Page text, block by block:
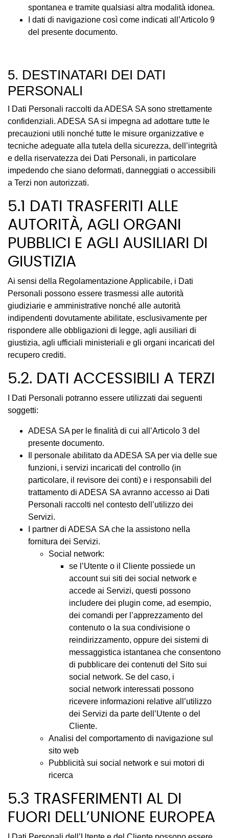
spontanea e tramite qualsiasi altra modalità idonea.
I dati di navigazione così come indicati all’Articolo 9
del presente documento.
5. DESTINATARI DEI DATI
PERSONALI
I Dati Personali raccolti da ADESA SA sono strettamente
confidenziali. ADESA SA si impegna ad adottare tutte le
precauzioni utili nonché tutte le misure organizzative e
tecniche adeguate alla tutela della sicurezza, dell’integrità
e della riservatezza dei Dati Personali, in particolare
impedendo che siano deformati, danneggiati o accessibili
a Terzi non autorizzati.
5.1 DATI TRASFERITI ALLE
AUTORITÀ, AGLI ORGANI
PUBBLICI E AGLI AUSILIARI DI
GIUSTIZIA
Ai sensi della Regolamentazione Applicabile, i Dati
Personali possono essere trasmessi alle autorità
giudiziarie e amministrative nonché alle autorità
indipendenti dovutamente abilitate, esclusivamente per
rispondere alle obbligazioni di legge, agli ausiliari di
giustizia, agli ufficiali ministeriali e gli organi incaricati del
recupero crediti.
5.2. DATI ACCESSIBILI A TERZI
I Dati Personali potranno essere utilizzati dai seguenti
soggetti:
ADESA SA per le finalità di cui all’Articolo 3 del
presente documento.
Il personale abilitato da ADESA SA per via delle sue
funzioni, i servizi incaricati del controllo (in
particolare, il revisore dei conti) e i responsabili del
trattamento di ADESA SA avranno accesso ai Dati
Personali raccolti nel contesto dell’utilizzo dei
Servizi.
I partner di ADESA SA che la assistono nella
fornitura dei Servizi.
Social network:
se l’Utente o il Cliente possiede un
account sui siti dei social network e
accede ai Servizi, questi possono
includere dei plugin come, ad esempio,
dei comandi per l’apprezzamento del
contenuto o la sua condivisione o
reindirizzamento, oppure dei sistemi di
messaggistica istantanea che consentono
di pubblicare dei contenuti del Sito sui
social network. Se del caso, i
social network interessati possono
ricevere informazioni relative all’utilizzo
dei Servizi da parte dell’Utente o del
Cliente.
Analisi del comportamento di navigazione sul
sito web
Pubblicità sui social network e sui motori di
ricerca
5.3 TRASFERIMENTI AL DI
FUORI DELL’UNIONE EUROPEA